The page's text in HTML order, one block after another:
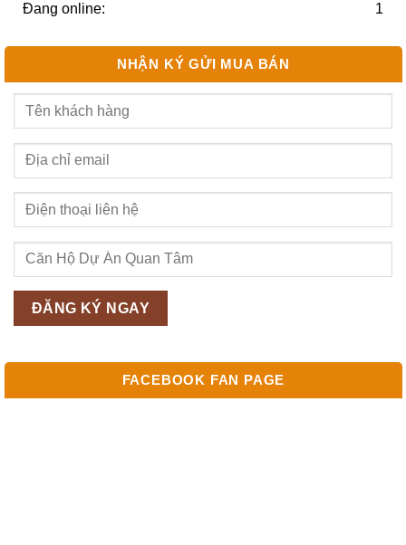
1
Đang online:
NHẬN KÝ GỬI MUA BÁN
FACEBOOK FAN PAGE